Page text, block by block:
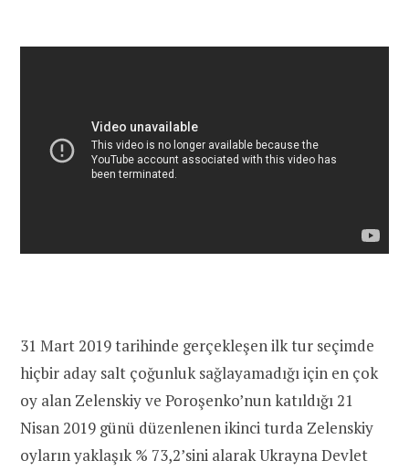
31 Mart 2019 tarihinde gerçekleşen ilk tur seçimde
hiçbir aday salt çoğunluk sağlayamadığı için en çok
oy alan Zelenskiy ve Poroşenko’nun katıldığı 21
Nisan 2019 günü düzenlenen ikinci turda Zelenskiy
oyların yaklaşık % 73,2’sini alarak Ukrayna Devlet